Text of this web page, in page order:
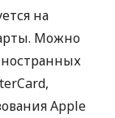
на
Можно
Apple